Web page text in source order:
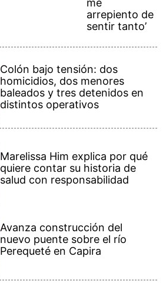
me
arrepiento de
sentir tanto’
Colón bajo tensión: dos
homicidios, dos menores
baleados y tres detenidos en
distintos operativos
Marelissa Him explica por qué
quiere contar su historia de
salud con responsabilidad
Avanza construcción del
nuevo puente sobre el río
Perequeté en Capira